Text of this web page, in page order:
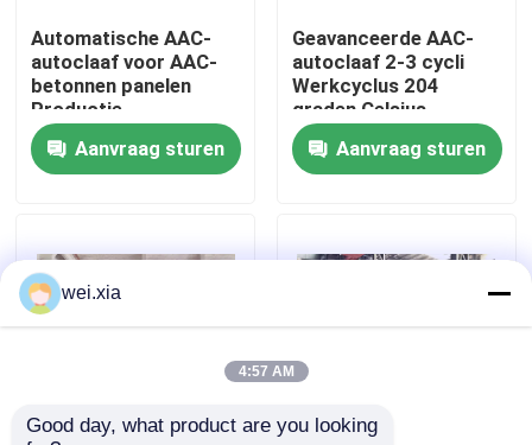
Fabriekstocht
Kwaliteitscontrole
Nieuws
AAC-Autoclaaf
Automatische AAC-
autoclaaf voor AAC-
betonnen panelen
Productie
dienstverlener
Aanvraag sturen
Geavanceerde AAC-
autoclaaf 2-3 cycli
Werkcyclus 204
graden Celsius
Ontwerptemperatuur
Aanvraag sturen
wei.xia
4:57 AM
Good day, what product are you looking